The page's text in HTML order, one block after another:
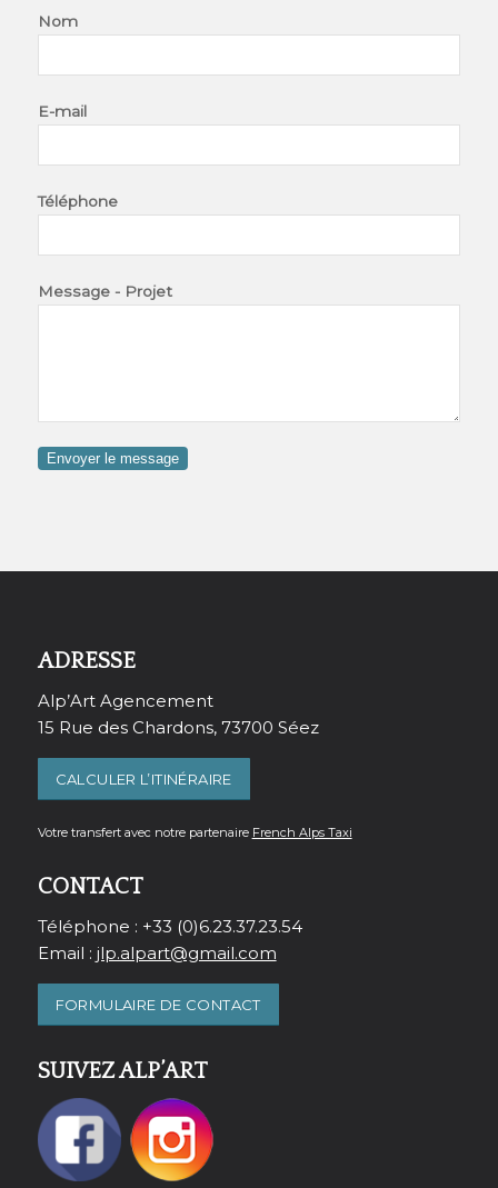
Nom
E-mail
Téléphone
Message - Projet
Envoyer le message
ADRESSE
Alp’Art Agencement
15 Rue des Chardons, 73700 Séez
CALCULER L’ITINÉRAIRE
Votre transfert avec notre partenaire French Alps Taxi
CONTACT
Téléphone : +33 (0)6.23.37.23.54
Email : jlp.alpart@gmail.com
FORMULAIRE DE CONTACT
SUIVEZ ALP’ART